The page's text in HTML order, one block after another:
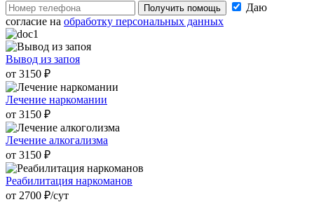
Получить помощь
Даю
согласие на обработку персональных данных
Вывод из запоя
от 3150 ₽
Лечение наркомании
от 3150 ₽
Лечение алкогализма
от 3150 ₽
Реабилитация наркоманов
от 2700 ₽/cут